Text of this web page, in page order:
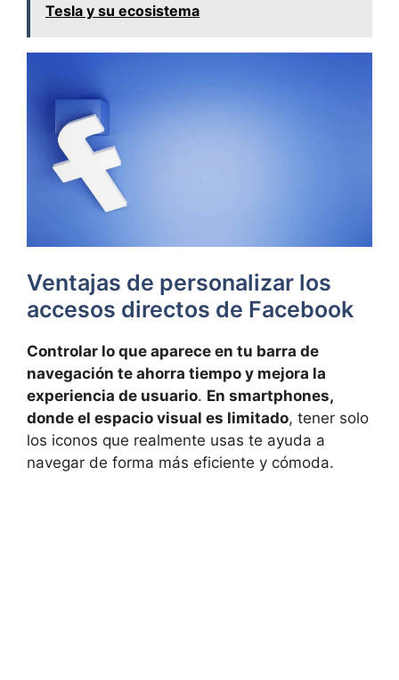
Tesla y su ecosistema
Ventajas de personalizar los
accesos directos de Facebook
Controlar lo que aparece en tu barra de
navegación te ahorra tiempo y mejora la
experiencia de usuario. En smartphones,
donde el espacio visual es limitado, tener solo
los iconos que realmente usas te ayuda a
navegar de forma más eficiente y cómoda.